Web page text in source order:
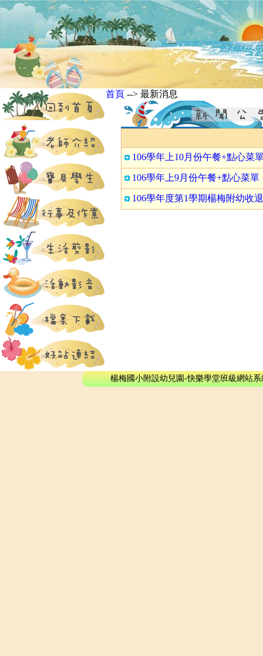
首頁 --> 最新消息
106學年上10月份午餐+點心菜
106學年上9月份午餐+點心菜單
106學年度第1學期楊梅附幼收
楊梅國小附設幼兒園-快樂學堂班級網站